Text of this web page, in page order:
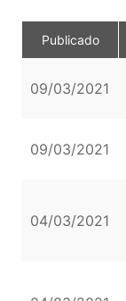
Publicado
09/03/2021
09/03/2021
04/03/2021